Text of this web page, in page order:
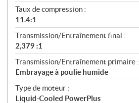
Taux de compression :
11.4:1
Transmission/Entraînement final :
2,379 :1
Transmission/Entraînement primaire :
Embrayage à poulie humide
Type de moteur :
Liquid-Cooled PowerPlus